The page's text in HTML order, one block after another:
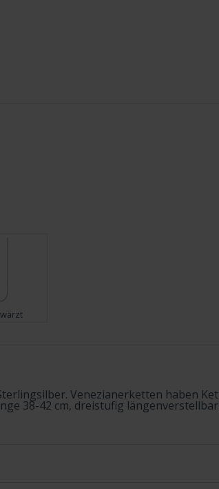
Venezianerketten haben
38-42 cm, dreistufig